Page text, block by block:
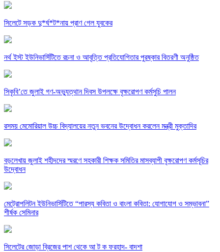
সিলেটে সড়ক দু*র্ঘ*ট*নায় প্রাণ গেল যুবকের
নর্থ ইস্ট ইউনিভার্সিটিতে রচনা ও আবৃত্তি প্রতিযোগিতার পুরষ্কার বিতরণী অনুষ্ঠিত
সিকৃবি’তে জুলাই গণ-অভ্যুত্থান দিবস উপলক্ষে বৃক্ষরোপণ কর্মসুচি পালন
রসময় মেমোরিয়াল উচ্চ বিদ্যালয়ের নতুন ভবনের উদ্বোধন করলেন মন্ত্রী মুক্তাদির
বড়লেখায় জুলাই শহীদদের স্মরণে সহকারী শিক্ষক সমিতির মাসব্যাপী বৃক্ষরোপণ কর্মসূচির
উদ্বোধন
মেট্রোপলিটন ইউনিভার্সিটিতে “পারস্য কবিতা ও বাংলা কবিতা: যোগাযোগ ও সম্ভাবনা”
শীর্ষক সেমিনার
সিলেটের জোড়া ব্রিজের পাশ থেকে আ ট ক ফরহাদ- বাদশা